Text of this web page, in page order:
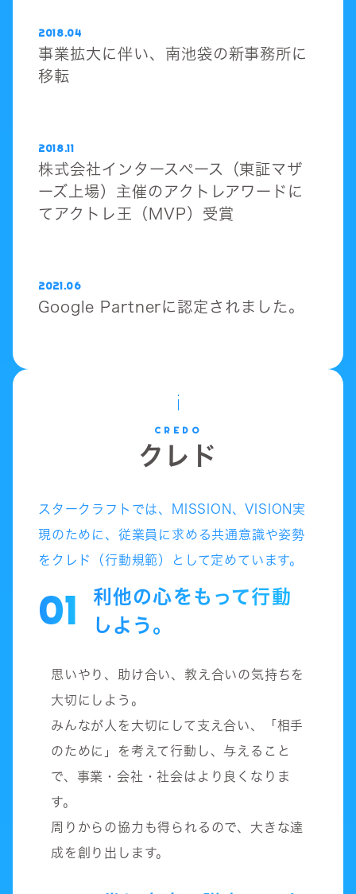
2018.04
事業拡大に伴い、南池袋の新事務所に
移転
2018.11
株式会社インタースペース（東証マザ
ーズ上場）主催のアクトレアワードに
てアクトレ王（MVP）受賞
2021.06
Google Partnerに認定されました。
CREDO
クレド
スタークラフトでは、MISSION、VISION実
現のために、従業員に求める共通意識や姿勢
をクレド（行動規範）として定めています。
01
利他の心をもって行動
しよう。
思いやり、助け合い、教え合いの気持ちを
大切にしよう。
みんなが人を大切にして支え合い、「相手
のために」を考えて行動し、与えること
で、事業・会社・社会はより良くなりま
す。
周りからの協力も得られるので、大きな達
成を創り出します。